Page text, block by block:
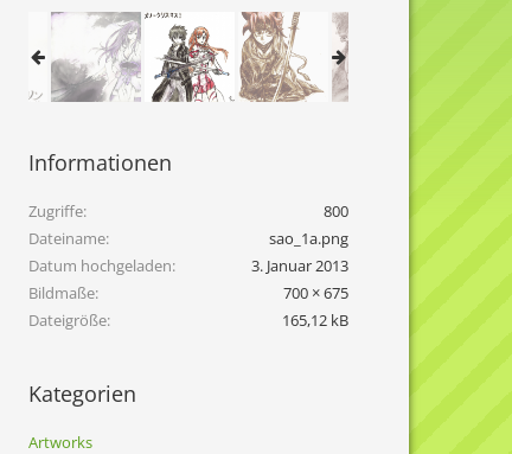
Informationen
Zugriffe
800
Dateiname
sao_1a.png
Datum hochgeladen
3. Januar 2013
Bildmaße
700 × 675
Dateigröße
165,12 kB
Kategorien
Artworks